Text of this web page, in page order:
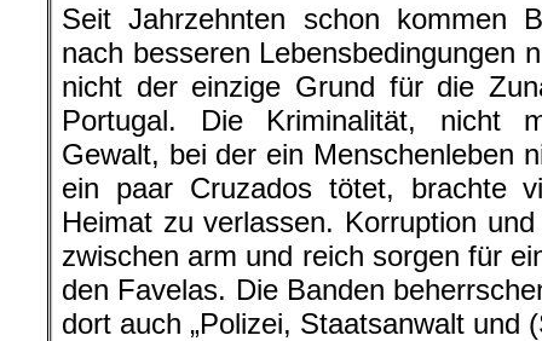
Seit Jahrzehnten schon kommen
nach besseren Lebensbedingungen
nicht der einzige Grund für die
Portugal. Die Kriminalität, nicht
Gewalt, bei der ein Menschenleben
ein paar Cruzados tötet, brachte
Heimat zu verlassen. Korruption
zwischen arm und reich sorgen für
den Favelas. Die Banden
dort auch „Polizei, Staatsanwalt und